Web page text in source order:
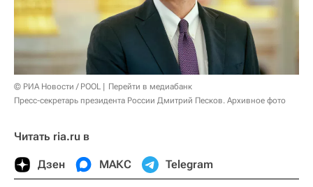
© РИА Новости / POOL
Перейти в медиабанк
Пресс-секретарь президента России Дмитрий Песков. Архивное фото
Читать ria.ru в
Дзен МАКС Telegram